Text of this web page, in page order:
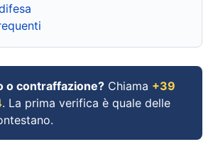
o contraffazione? Chiama +39
. La prima verifica è quale delle